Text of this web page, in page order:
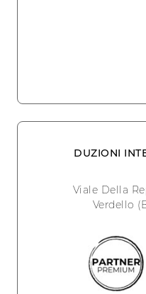
DUZIONI
Viale Della
Verdello